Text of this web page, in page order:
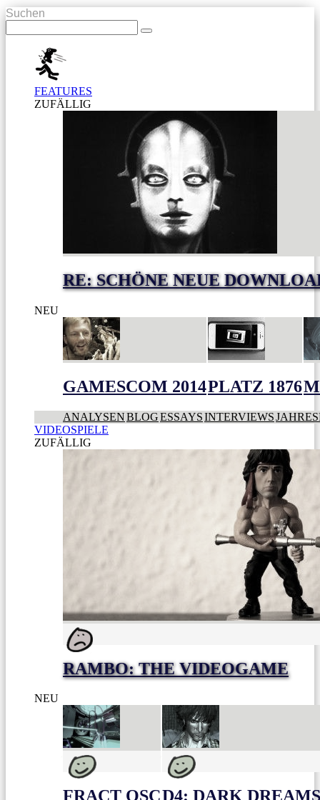
Suchen
FEATURES
ZUFÄLLIG
RE: SCHÖNE NEUE
NEU
GAMESCOM 2014PLATZ 1876
ANALYSENBLOGESSAYSINTERVIEWS
VIDEOSPIELE
ZUFÄLLIG
RAMBO: THE VIDEOGAME
NEU
FRACT OSCD4: DARK